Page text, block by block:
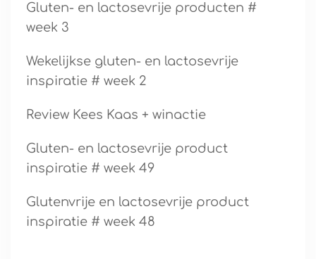
Gluten- en lactosevrije producten #
week 3
Wekelijkse gluten- en lactosevrije
inspiratie # week 2
Review Kees Kaas + winactie
Gluten- en lactosevrije product
inspiratie # week 49
Glutenvrije en lactosevrije product
inspiratie # week 48